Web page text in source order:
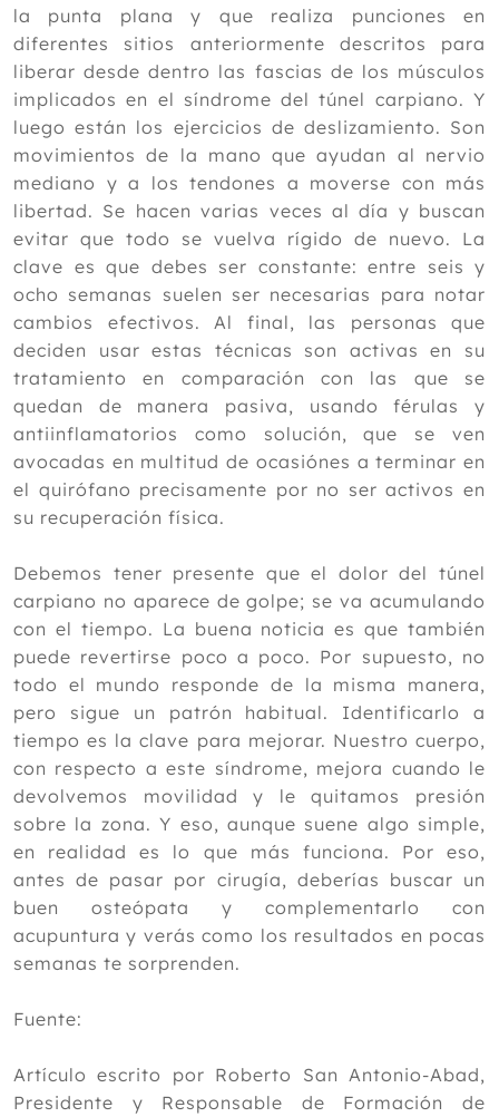
la punta plana y que realiza punciones en
diferentes sitios anteriormente descritos para
liberar desde dentro las fascias de los músculos
implicados en el síndrome del túnel carpiano. Y
luego están los ejercicios de deslizamiento. Son
movimientos de la mano que ayudan al nervio
mediano y a los tendones a moverse con más
libertad. Se hacen varias veces al día y buscan
evitar que todo se vuelva rígido de nuevo. La
clave es que debes ser constante: entre seis y
ocho semanas suelen ser necesarias para notar
cambios efectivos. Al final, las personas que
deciden usar estas técnicas son activas en su
tratamiento en comparación con las que se
quedan de manera pasiva, usando férulas y
antiinflamatorios como solución, que se ven
avocadas en multitud de ocasiónes a terminar en
el quirófano precisamente por no ser activos en
su recuperación física.
Debemos tener presente que el dolor del túnel
carpiano no aparece de golpe; se va acumulando
con el tiempo. La buena noticia es que también
puede revertirse poco a poco. Por supuesto, no
todo el mundo responde de la misma manera,
pero sigue un patrón habitual. Identificarlo a
tiempo es la clave para mejorar. Nuestro cuerpo,
con respecto a este síndrome, mejora cuando le
devolvemos movilidad y le quitamos presión
sobre la zona. Y eso, aunque suene algo simple,
en realidad es lo que más funciona. Por eso,
antes de pasar por cirugía, deberías buscar un
buen osteópata y complementarlo con
acupuntura y verás como los resultados en pocas
semanas te sorprenden.
Fuente:
Artículo escrito por Roberto San Antonio-Abad,
Presidente y Responsable de Formación de